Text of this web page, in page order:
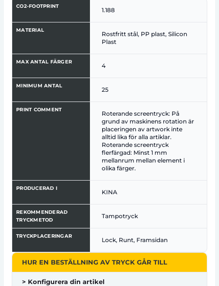
CO2-FOOTPRINT
1.188
MATERIAL
Rostfritt stål, PP plast, Silicon
Plast
MAX ANTAL FÄRGER
4
MINIMUM ANTAL
25
PRINT COMMENT
Roterande screentryck: På
grund av maskinens rotation är
placeringen av artwork inte
alltid lika för alla artiklar.
Roterande screentryck
flerfärgad: Minst 1 mm
mellanrum mellan element i
olika färger.
PRODUCERAD I
KINA
REKOMMENDERAD
TRYCKMETOD
Tampotryck
TRYCKPLACERINGAR
Lock, Runt, Framsidan
HUR EN BESTÄLLNING AV TRYCK GÅR TILL
> Konfigurera din artikel